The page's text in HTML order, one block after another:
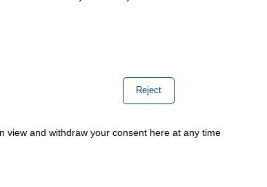
Reject
view and withdraw your consent here at any time.